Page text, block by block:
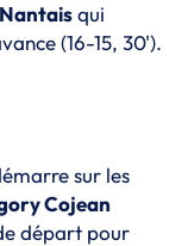
Nantaisqui
(16-15, 30').
sur les
Cojean
départ pour